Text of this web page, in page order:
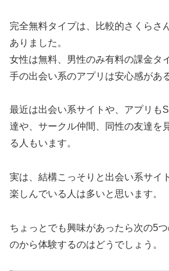
完全無料タイプは、比較的さくらさ
ありました。
女性は無料、男性のみ有料の課金タ
手の出会い系のアプリは安心感があ
最近は出会い系サイトや、アプリも
達や、サークル仲間、同性の友達を
る人もいます。
実は、結構こっそりと出会い系サイ
楽しんでいる人は多いと思います。
ちょっとでも興味があったら次の5
のから体験するのはどうでしょう。